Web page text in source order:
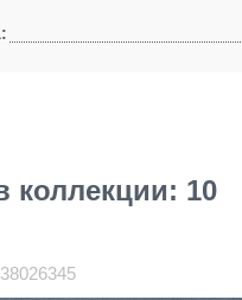
коллекции: 10